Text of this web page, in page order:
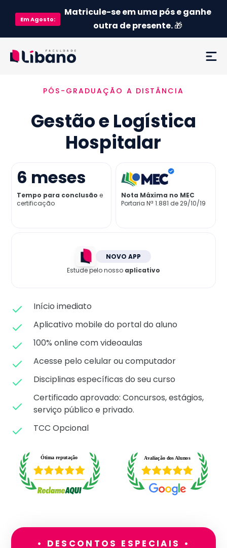
EmAgosto:
Matricule-se em uma pós e ganhe
outra de presente.🎁
Ementa
Como funciona
Credenciamento MEC
Preço
Já sou aluno
PÓS-GRADUAÇÃO A DISTÂNCIA
Gestão e Logística
Hospitalar
6 meses
Tempo para conclusão e
certificação
Nota Máxima no MEC
Portaria Nª 1.881 de 29/10/19
NOVO APP
Estude pelo nosso aplicativo
Início imediato
Aplicativo mobile do portal do aluno
100% online com videoaulas
Acesse pelo celular ou computador
Disciplinas específicas do seu curso
Certificado aprovado: Concursos, estágios,
serviço público e privado.
TCC Opcional
• DESCONTOS ESPECIAIS •